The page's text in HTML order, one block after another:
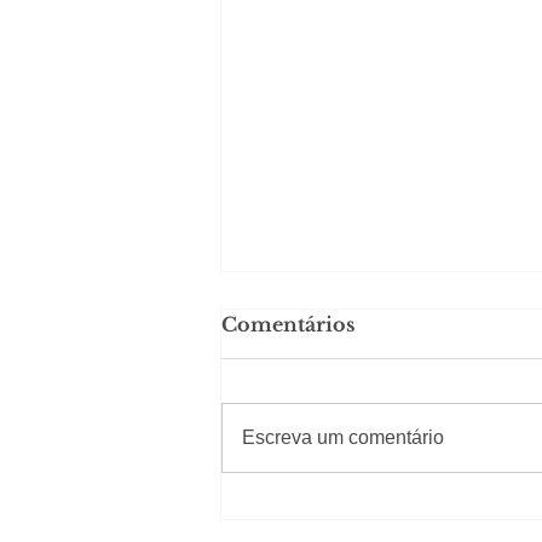
Comentários
Escreva um comentário
#Sugestões